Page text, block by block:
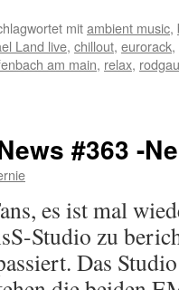
mitambient music,
Land live, chillout, eurorack,
am main, relax,
#363 -
es ist mal
Studio zu
Das